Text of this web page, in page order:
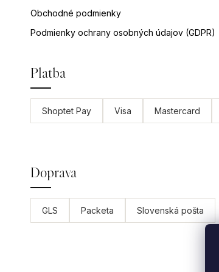
Obchodné podmienky
Podmienky ochrany osobných údajov (GDPR)
Platba
Shoptet Pay Visa Mastercard
Doprava
GLS Packeta Slovenská pošta